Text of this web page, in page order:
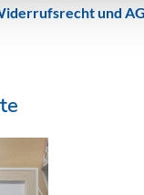
und